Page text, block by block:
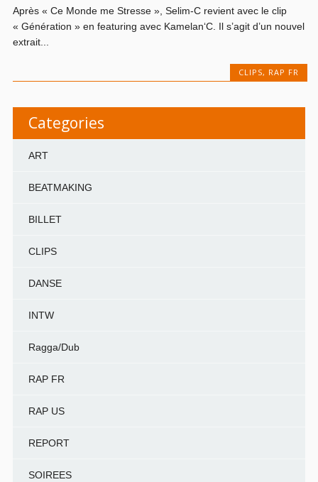
Après « Ce Monde me Stresse », Selim-C revient avec le clip
« Génération » en featuring avec Kamelan‘C. Il s’agit d’un nouvel
extrait...
CLIPS, RAP FR
Categories
ART
BEATMAKING
BILLET
CLIPS
DANSE
INTW
Ragga/Dub
RAP FR
RAP US
REPORT
SOIREES